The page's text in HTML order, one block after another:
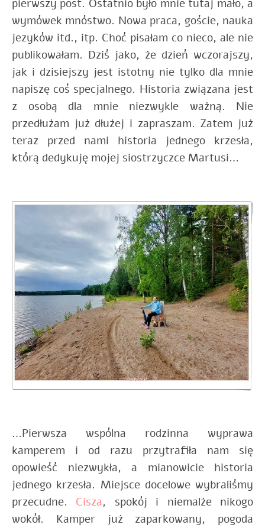
pierwszy post. Ostatnio było mnie tutaj mało, a
wymówek mnóstwo. Nowa praca, goście, nauka
jezyków itd., itp. Choć pisałam co nieco, ale nie
publikowałam. Dziś jako, że dzień wczorajszy,
jak i dzisiejszy jest istotny nie tylko dla mnie
napiszę coś specjalnego. Historia związana jest
z osobą dla mnie niezwykle ważną. Nie
przedłużam już dłużej i zapraszam. Zatem już
teraz przed nami historia jednego krzesła,
którą dedykuję mojej siostrzyczce Martusi…
…Pierwsza wspólna rodzinna wyprawa
kamperem i od razu przytrafiła nam się
opowieść niezwykła, a mianowicie historia
jednego krzesła. Miejsce docelowe wybraliśmy
przecudne. Cisza, spokój i niemalże nikogo
wokół. Kamper już zaparkowany, pogoda